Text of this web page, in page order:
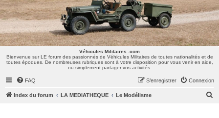
Véhicules Militaires .com
Bienvenue sur LE forum des passionnés de Véhicules Militaires de toutes nationalités et de
toutes époques. De nombreuses rubriques sont à votre disposition pour vous venir en aide,
ou simplement partager vos activités.
FAQ Connexion
S’enregistrer
Index du forum LA MEDIATHEQUE Le Modélisme